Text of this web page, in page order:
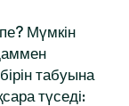
Мүмкін
табуына
түседі: